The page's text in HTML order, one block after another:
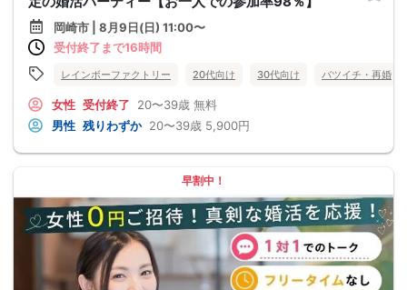
岡崎市 | 8月9日(日) 11:00〜
受付終了まで16時間
レインボーファクトリー 20代向け 30代向け バツイチ・再婚
女性 受付終了 20〜39歳 無料
男性 残りわずか 20〜39歳 5,900円
早割中！